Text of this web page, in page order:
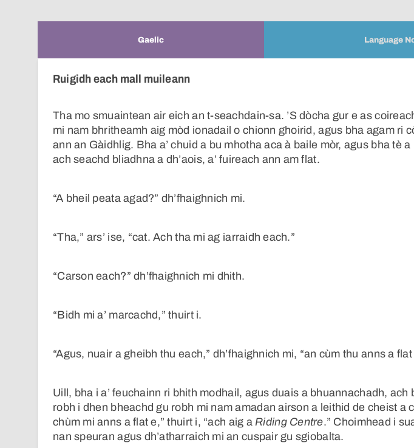
Gaelic Language
Ruigidh each mall muileann
Tha mo smuaintean air eich an t-seachdain-sa. ’S dòcha gur e as
mi nam bhritheamh aig mòd ionadail o chionn ghoirid, agus bha agam ri
ann an Gàidhlig. Bha a’ chuid a bu mhotha aca à baile mòr, agus bha tè
ach seachd bliadhna a dh’aois, a’ fuireach ann am flat.
“A bheil peata agad?” dh’fhaighnich mi.
“Tha,” ars’ ise, “cat. Ach tha mi ag iarraidh each.”
“Carson each?” dh’fhaighnich mi dhith.
“Bidh mi a’ marcachd,” thuirt i.
“Agus, nuair a gheibh thu each,” dh’fhaighnich mi, “an cùm thu anns a flat
Uill, bha i a’ feuchainn ri bhith modhail, agus duais a bhuannachadh, ach
robh i dhen bheachd gu robh mi nam amadan airson a leithid de cheist a
chùm mi anns a flat e,” thuirt i, “ach aig aRiding Centre.” Choimhead i
nan speuran agus dh’atharraich mi an cuspair gu sgiobalta.